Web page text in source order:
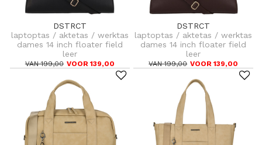
DSTRCT
laptoptas / aktetas / werktas
dames 14 inch floater field
leer
VAN 199,00 VOOR 139,00
DSTRCT
laptoptas / aktetas / werktas
dames 14 inch floater field
leer
VAN 199,00 VOOR 139,00